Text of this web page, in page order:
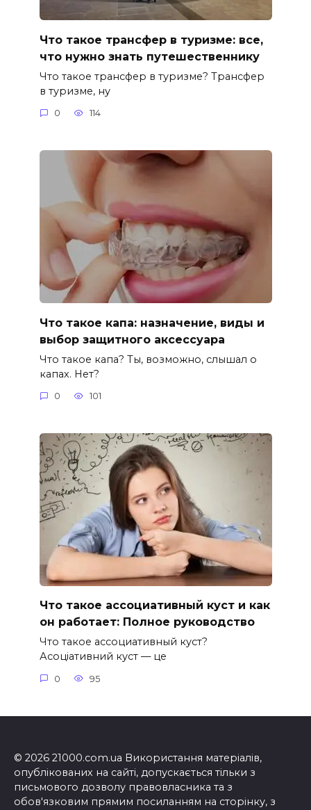
Что такое трансфер в туризме: все,
что нужно знать путешественнику
Что такое трансфер в туризме? Трансфер
в туризме, ну
0 114
Что такое капа: назначение, виды и
выбор защитного аксессуара
Что такое капа? Ты, возможно, слышал о
капах. Нет?
0 101
Что такое ассоциативный куст и как
он работает: Полное руководство
Что такое ассоциативный куст?
Асоціативний куст — це
0 95
© 2026 21000.com.ua Використання матеріалів,
опублікованих на сайті, допускається тільки з
письмового дозволу правовласника та з
обов'язковим прямим посиланням на сторінку, з